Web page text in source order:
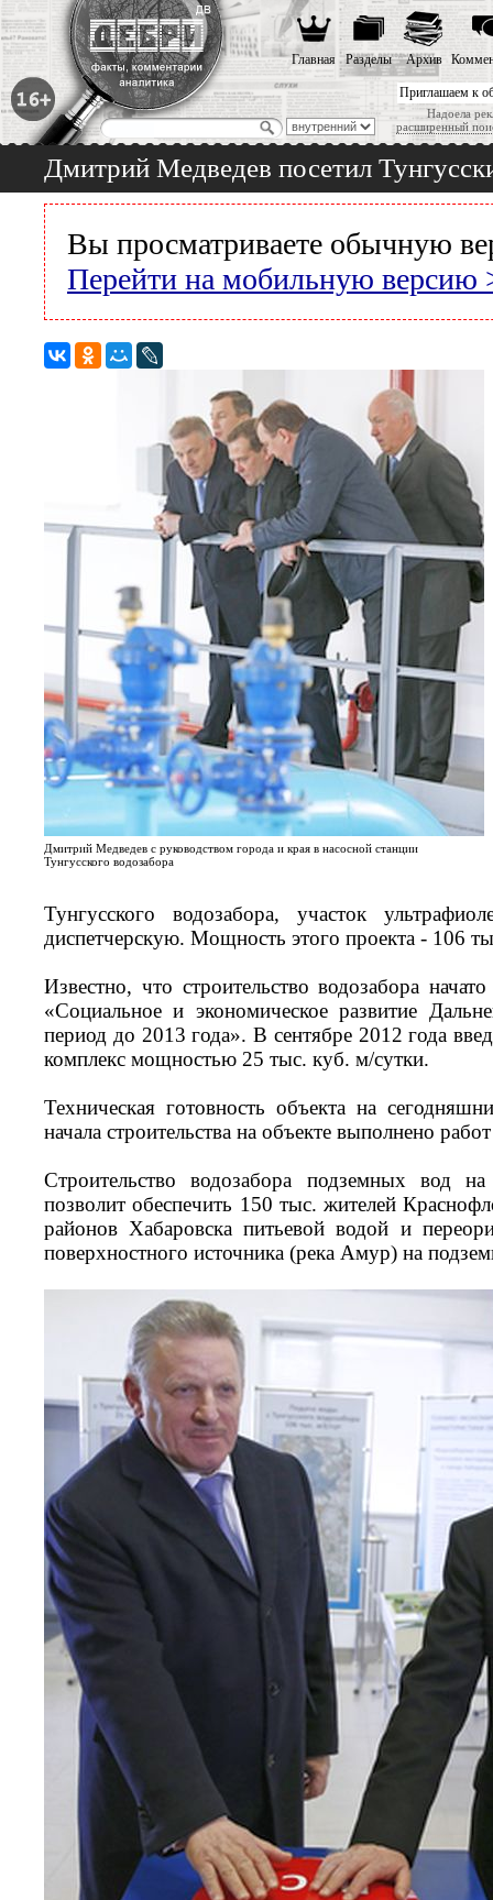
Приглашаем к
Надоела
расширенный
Главная Разделы Архив
Дмитрий Медведев посетил
Вы просматриваете обычную
Перейти на мобильную версию
Дмитрий Медведев с руководством города и края в насосной станции
Тунгусского водозабора
Тунгусского водозабора, участок
диспетчерскую. Мощность этого проекта - 106
Известно, что строительство водозабора
«Социальное и экономическое развитие
период до 2013 года». В сентябре 2012 года
комплекс мощностью 25 тыс. куб. м/сутки.
Техническая готовность объекта на
начала строительства на объекте выполнено
Строительство водозабора подземных вод
позволит обеспечить 150 тыс. жителей
районов Хабаровска питьевой водой и
поверхностного источника (река Амур) на